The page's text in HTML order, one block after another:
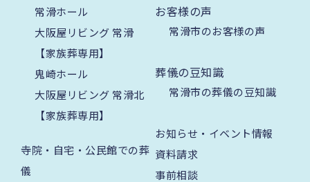
常滑ホール
大阪屋リビング 常滑
【家族葬専用】
鬼崎ホール
大阪屋リビング 常滑北
【家族葬専用】
寺院・自宅・公民館での葬
儀
お客様の声
常滑市のお客様の声
葬儀の豆知識
常滑市の葬儀の豆知識
お知らせ・イベント情報
資料請求
事前相談